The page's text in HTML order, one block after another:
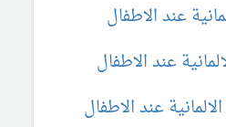
عند الاطفال
عند الاطفال
عند الاطفال